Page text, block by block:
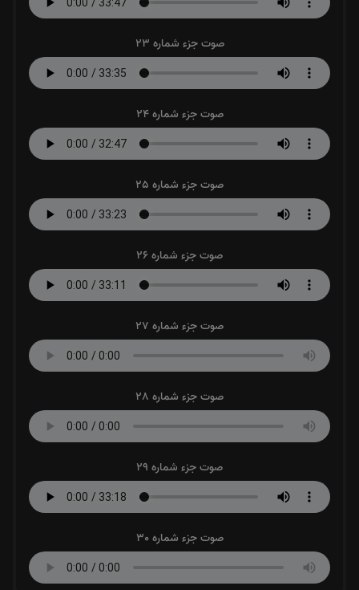
صوت جزء شماره 23
صوت جزء شماره 24
صوت جزء شماره 25
صوت جزء شماره 26
صوت جزء شماره 27
صوت جزء شماره 28
صوت جزء شماره 29
صوت جزء شماره 30